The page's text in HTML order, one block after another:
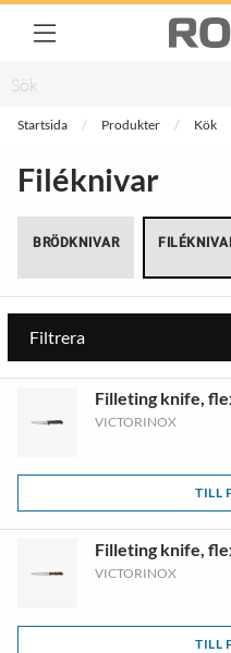
Startsida Produkter Kök
Filéknivar
BRÖDKNIVAR
Filtrera
Filleting knife,
VICTORINOX
TILL
Filleting knife,
VICTORINOX
TILL